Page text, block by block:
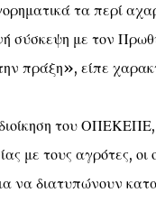
τα περί
σύσκεψη με τον
πράξη», είπε
του
με τους αγρότες,
να διατυπώνουν